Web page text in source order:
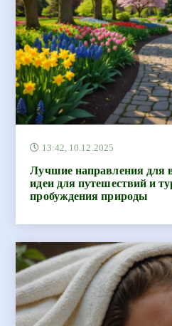
13:42, 10.12.2025
Лучшие направления для
идеи для путешествий и
пробуждения природы